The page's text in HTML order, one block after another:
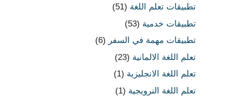
تطبيقات تعلم اللغة (51)
تطبيقات خدمية (53)
تطبيقات مهمة في السفر (6)
تعلم اللغة الالمانية (23)
تعلم اللغة الانجليزية (1)
تعلم اللغة النرويجية (1)